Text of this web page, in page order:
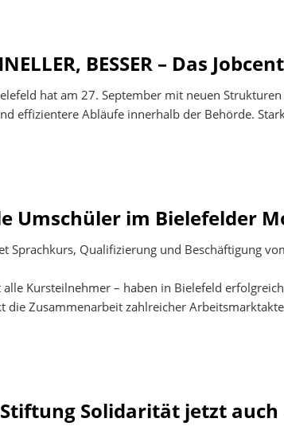
BESSER – Das
hat am 27. September mit neuen
effizientere Abläufe innerhalb der Behörde.
Umschüler im Bielefelder
Sprachkurs, Qualifizierung und Beschäftigung
Kursteilnehmer – haben in Bielefeld
die Zusammenarbeit zahlreicher
Solidarität jetzt auch